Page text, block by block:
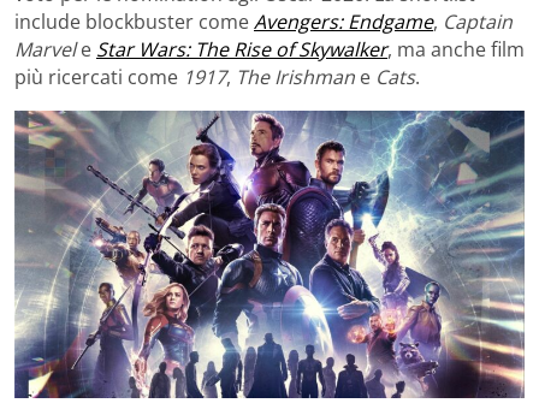
include blockbuster comeAvengers: Endgame, Captain
Marvele Star Wars: The Rise of Skywalker, ma anche film
più ricercati come 1917, The Irishman e Cats.